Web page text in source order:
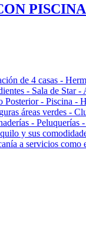
PISCINA
de 4 casas -
- Sala de Star
- Piscina
áreas verdes -
-
y sus
a servicios